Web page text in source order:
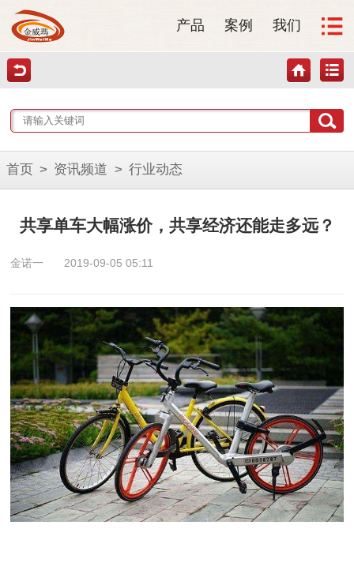
产品 案例 我们
首页 > 资讯频道 > 行业动态
共享单车大幅涨价，共享经济还能走多远？
金诺一 2019-09-05 05:11